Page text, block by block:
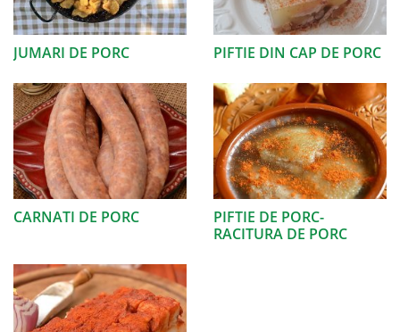
JUMARI DE PORC PIFTIE DIN CAP DE PORC
CARNATI DE PORC
PIFTIE DE PORC-
RACITURA DE PORC